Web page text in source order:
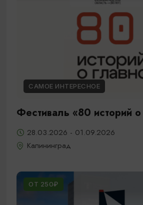
САМОЕ ИНТЕРЕСНОЕ
Фестиваль «80 историй
28.03.2026 - 01.09.2026
Калининград
ОТ 250₽